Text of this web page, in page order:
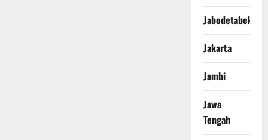
Jabodetabek
Jakarta
Jambi
Jawa
Tengah